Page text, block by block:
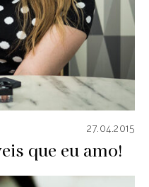
27.04.2015
que eu amo!